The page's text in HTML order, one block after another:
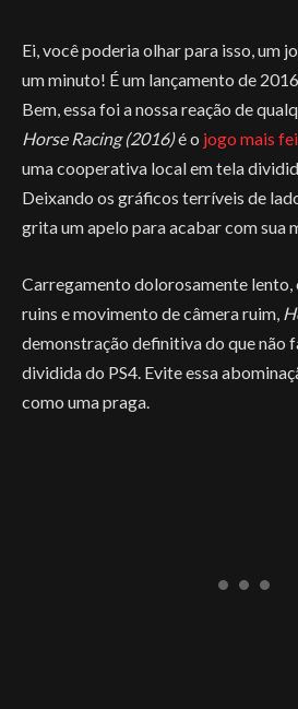
Ei, você poderia olhar para isso, um
um minuto! É um lançamento de
Bem, essa foi a nossa reação de
Horse Racing (2016)é o jogo mais
uma cooperativa local em tela
Deixando os gráficos terríveis de
grita um apelo para acabar com sua
Carregamento dolorosamente
ruins e movimento de câmera ruim,
demonstração definitiva do que não
dividida do PS4. Evite essa
como uma praga.